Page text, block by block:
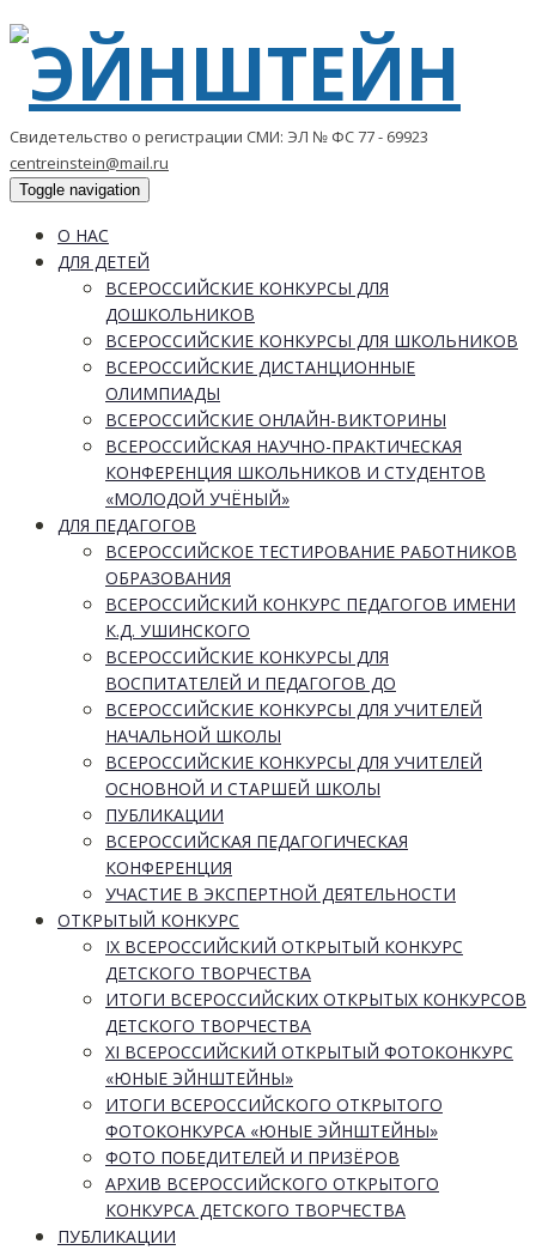
Свидетельство о регистрации СМИ: ЭЛ № ФС 77 - 69923
centreinstein@mail.ru
Toggle navigation
О НАС
ДЛЯ ДЕТЕЙ
ВСЕРОССИЙСКИЕ КОНКУРСЫ ДЛЯ
ДОШКОЛЬНИКОВ
ВСЕРОССИЙСКИЕ КОНКУРСЫ ДЛЯ ШКОЛЬНИКОВ
ВСЕРОССИЙСКИЕ ДИСТАНЦИОННЫЕ
ОЛИМПИАДЫ
ВСЕРОССИЙСКИЕ ОНЛАЙН-ВИКТОРИНЫ
ВСЕРОССИЙСКАЯ НАУЧНО-ПРАКТИЧЕСКАЯ
КОНФЕРЕНЦИЯ ШКОЛЬНИКОВ И СТУДЕНТОВ
«МОЛОДОЙ УЧЁНЫЙ»
ДЛЯ ПЕДАГОГОВ
ВСЕРОССИЙСКОЕ ТЕСТИРОВАНИЕ РАБОТНИКОВ
ОБРАЗОВАНИЯ
ВСЕРОССИЙСКИЙ КОНКУРС ПЕДАГОГОВ ИМЕНИ
К.Д. УШИНСКОГО
ВСЕРОССИЙСКИЕ КОНКУРСЫ ДЛЯ
ВОСПИТАТЕЛЕЙ И ПЕДАГОГОВ ДО
ВСЕРОССИЙСКИЕ КОНКУРСЫ ДЛЯ УЧИТЕЛЕЙ
НАЧАЛЬНОЙ ШКОЛЫ
ВСЕРОССИЙСКИЕ КОНКУРСЫ ДЛЯ УЧИТЕЛЕЙ
ОСНОВНОЙ И СТАРШЕЙ ШКОЛЫ
ПУБЛИКАЦИИ
ВСЕРОССИЙСКАЯ ПЕДАГОГИЧЕСКАЯ
КОНФЕРЕНЦИЯ
УЧАСТИЕ В ЭКСПЕРТНОЙ ДЕЯТЕЛЬНОСТИ
ОТКРЫТЫЙ КОНКУРС
IX ВСЕРОССИЙСКИЙ ОТКРЫТЫЙ КОНКУРС
ДЕТСКОГО ТВОРЧЕСТВА
ИТОГИ ВСЕРОССИЙСКИХ ОТКРЫТЫХ КОНКУРСОВ
ДЕТСКОГО ТВОРЧЕСТВА
XI ВСЕРОССИЙСКИЙ ОТКРЫТЫЙ ФОТОКОНКУРС
«ЮНЫЕ ЭЙНШТЕЙНЫ»
ИТОГИ ВСЕРОССИЙСКОГО ОТКРЫТОГО
ФОТОКОНКУРСА «ЮНЫЕ ЭЙНШТЕЙНЫ»
ФОТО ПОБЕДИТЕЛЕЙ И ПРИЗЁРОВ
АРХИВ ВСЕРОССИЙСКОГО ОТКРЫТОГО
КОНКУРСА ДЕТСКОГО ТВОРЧЕСТВА
ПУБЛИКАЦИИ